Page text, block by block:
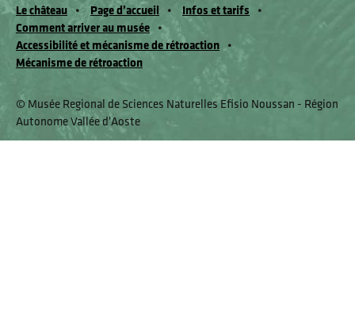
Le château Page d’accueil
Infos et tarifs
Comment arriver au musée
Accessibilité et mécanisme de rétroaction
Mécanisme de rétroaction
© Musée Regional de Sciences Naturelles Efisio Noussan - Région
Autonome Vallée d'Aoste